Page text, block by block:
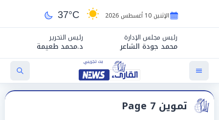
الإثنين 10 أغسطس 2026 37°C
رئيس مجلس الإدارة
محمد جودة الشاعر
رئيس التحرير
د.محمد طعيمة
تموين Page 7